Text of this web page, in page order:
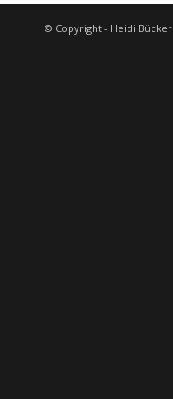
© Copyright - Heidi